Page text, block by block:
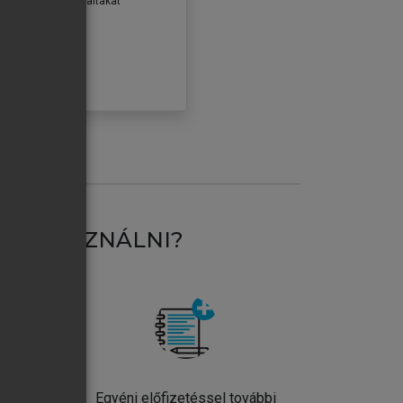
HASZNÁLNI?
Egyéni előfizetéssel további